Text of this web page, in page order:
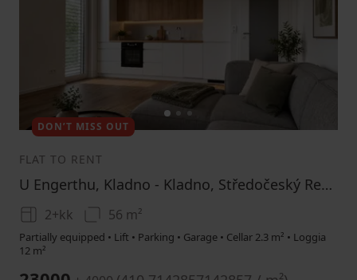
12 3
DON’T MISS OUT
FLAT TO RENT
U Engerthu, Kladno - Kladno, Středočeský Region
2+kk 56 m²
Partially equipped • Lift • Parking • Garage • Cellar 2.3 m² • Loggia
12 m²